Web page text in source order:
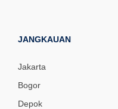
JANGKAUAN
Jakarta
Bogor
Depok